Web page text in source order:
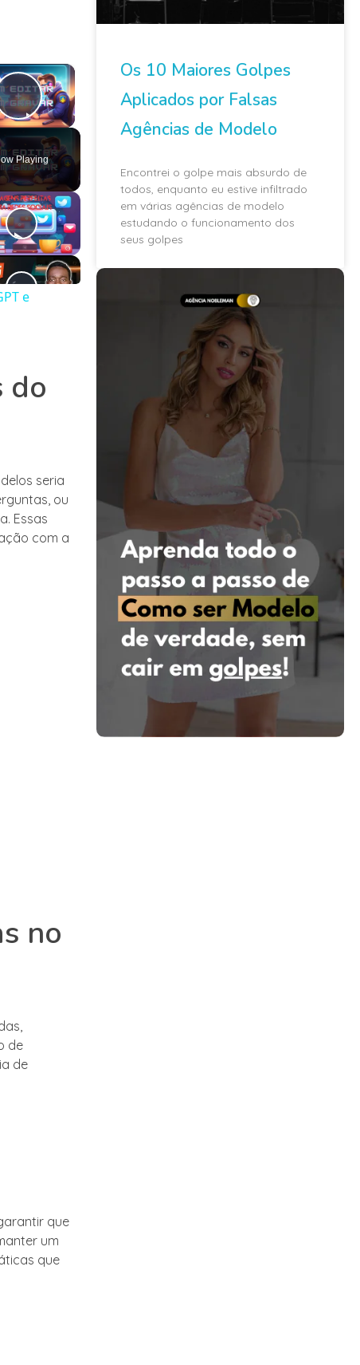
×
Play Video
Playing
e
do
seria
ou
Essas
com a
no
de
de
que
um
que
Os 10 Maiores Golpes
Aplicados por Falsas
Agências de Modelo
Encontrei o golpe mais absurdo de
todos, enquanto eu estive infiltrado
em várias agências de modelo
estudando o funcionamento dos
seus golpes